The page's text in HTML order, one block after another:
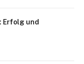
Erfolg und